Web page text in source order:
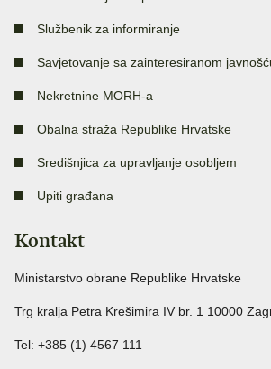
Službenik za informiranje
Savjetovanje sa zainteresiranom
Nekretnine MORH-a
Obalna straža Republike Hrvatske
Središnjica za upravljanje osobljem
Upiti građana
Kontakt
Ministarstvo obrane Republike Hrvatske
Trg kralja Petra Krešimira IV br. 1 10000
Tel: +385 (1) 4567 111